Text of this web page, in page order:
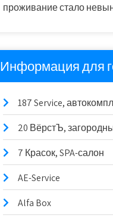
проживание стало
Информация для
187 Service,
20 ВёрстЪ,
7 Красок, SPA-салон
AE-Service
Alfa Box